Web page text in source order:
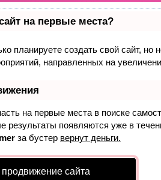
на первые места?
планируете создать свой сайт, но
направленных на
на первые места в поиске
результаты появляются уже в
за бустер вернут деньги.
продвижение сайта